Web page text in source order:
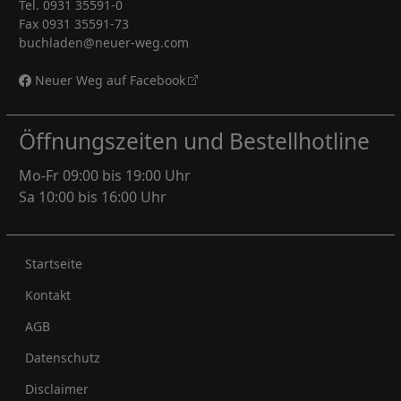
Tel. 0931 35591-0
Fax 0931 35591-73
buchladen@neuer-weg.com
Neuer Weg auf Facebook
Öffnungszeiten und Bestellhotline
Mo-Fr 09:00 bis 19:00 Uhr
Sa 10:00 bis 16:00 Uhr
Rechtliches
Startseite
Kontakt
AGB
Datenschutz
Disclaimer